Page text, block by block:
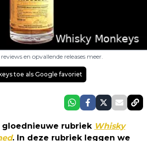
en opvallende releases meer.
toe als Google favoriet
gloednieuwe rubriek Whisky
. In deze rubriek leggen we